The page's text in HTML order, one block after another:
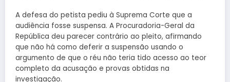
A defesa do petista pediu à Suprema Corte que a
audiência fosse suspensa. A Procuradoria-Geral da
República deu parecer contrário ao pleito, afirmando
que não há como deferir a suspensão usando o
argumento de que o réu não teria tido acesso ao teor
completo da acusação e provas obtidas na
investigação.